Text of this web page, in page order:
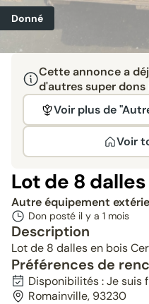
Donné
Cette annonce a
d'autres super dons
Voir plus de
Voir
Lot de 8
Autre équipement
Don posté il y a 1 mois
Description
Lot de 8 dalles en bois
Préférences de
Disponibilités : Je suis
Romainville, 93230